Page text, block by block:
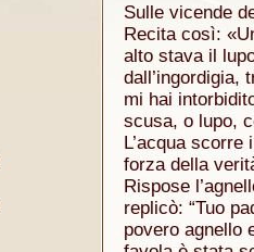
Sulle vicende
Recita così:
alto stava il
dall’ingordigia,
mi hai
scusa, o lupo,
L’acqua scorre
forza della
Rispose
replicò: “Tuo
povero agnello